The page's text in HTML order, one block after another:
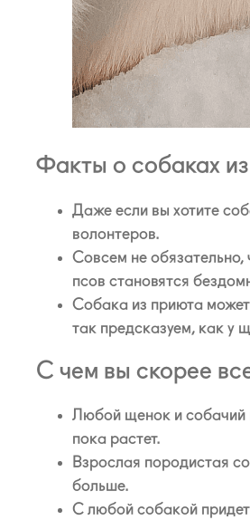
Факты о собаках
Даже если вы хотите
волонтеров.
Совсем не
псов становятся
Собака из приюта
так предсказуем, как у
С чем вы скорее
Любой щенок и собачий
пока растет.
Взрослая породистая
больше.
С любой собакой